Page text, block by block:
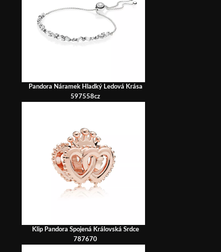
Pandora Náramek Hladký Ledová Krása
597558cz
Klip Pandora Spojená Královská Srdce
787670